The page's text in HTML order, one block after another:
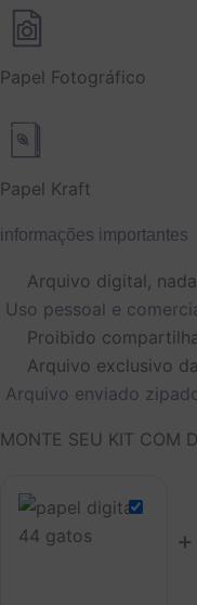
Papel Fotográfico
Papel Kraft
informações importantes
Arquivo digital,
Uso pessoal e
Proibido
Arquivo exclusivo
Arquivo enviado
MONTE SEU KIT COM
O
original
era:
O
+